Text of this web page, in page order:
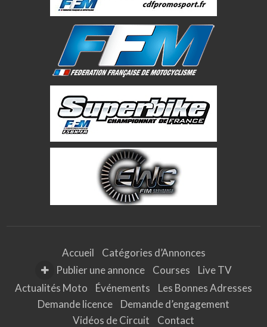
Accueil
Catégories d’Annonces
Publier une annonce
Courses
Live TV
Actualités Moto
Événements
Les Bonnes Adresses
Demande licence
Demande d’engagement
Vidéos de Circuit
Contact